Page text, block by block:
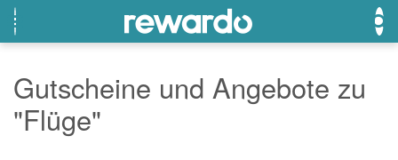
OTTO
Beste Gutscheine
Gutscheine und Angebote zu
"Flüge"